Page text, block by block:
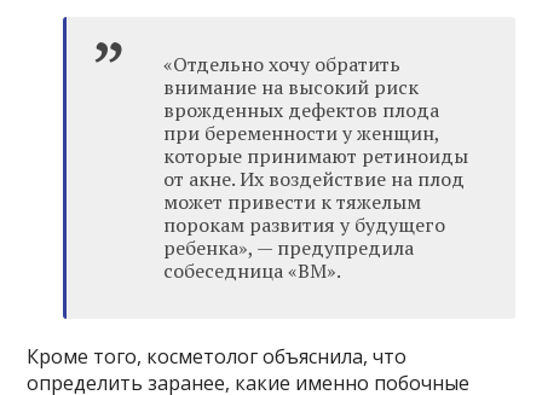
«Отдельно хочу обратить
внимание на высокий риск
врожденных дефектов плода
при беременности у женщин,
которые принимают ретиноиды
от акне. Их воздействие на плод
может привести к тяжелым
порокам развития у будущего
ребенка», — предупредила
собеседница «ВМ».
Кроме того, косметолог объяснила, что
определить заранее, какие именно побочные